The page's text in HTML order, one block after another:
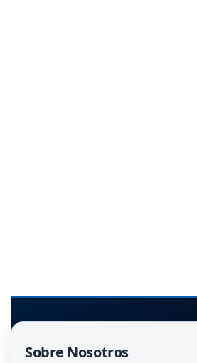
Sobre Nosotros